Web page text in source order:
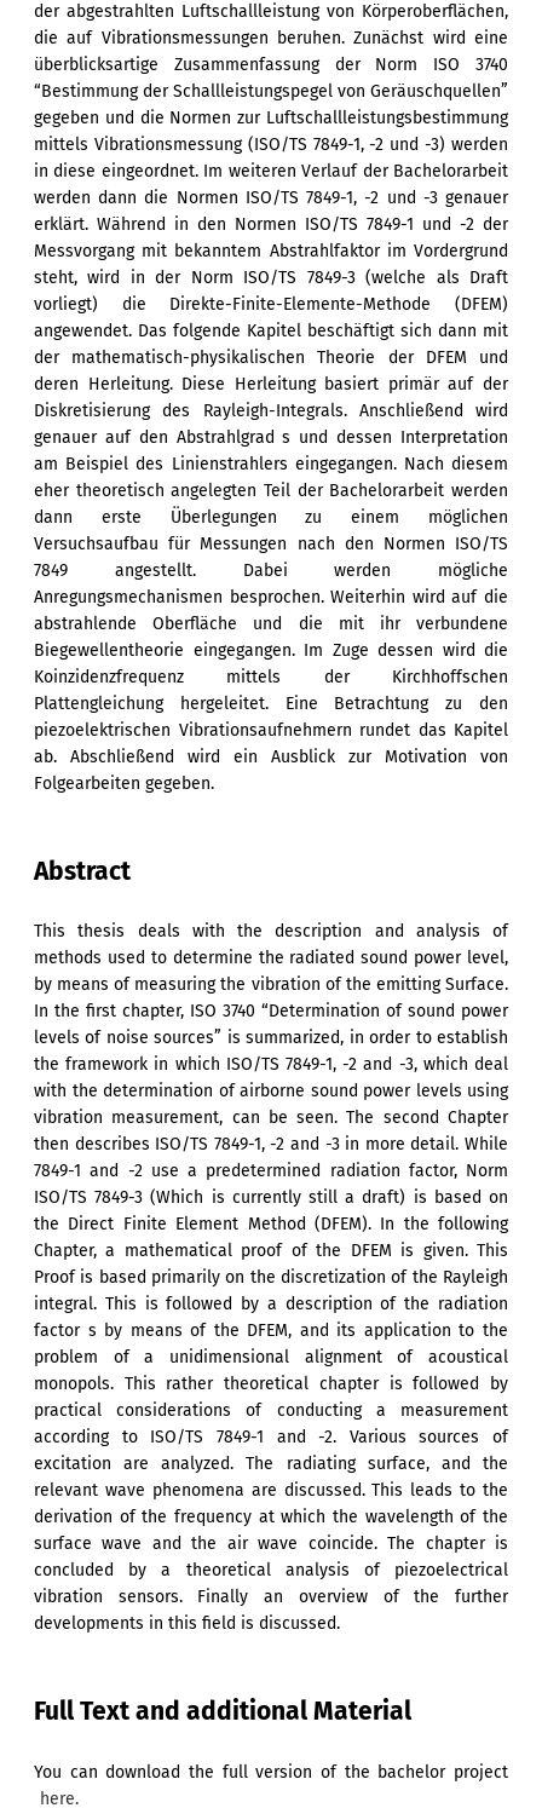
der abgestrahlten Luftschallleistung von Körperoberflächen,
die auf Vibrationsmessungen beruhen. Zunächst wird eine
überblicksartige Zusammenfassung der Norm ISO 3740
“Bestimmung der Schallleistungspegel von Geräuschquellen”
gegeben und die Normen zur Luftschallleistungsbestimmung
mittels Vibrationsmessung (ISO/TS 7849-1, -2 und -3) werden
in diese eingeordnet. Im weiteren Verlauf der Bachelorarbeit
werden dann die Normen ISO/TS 7849-1, -2 und -3 genauer
erklärt. Während in den Normen ISO/TS 7849-1 und -2 der
Messvorgang mit bekanntem Abstrahlfaktor im Vordergrund
steht, wird in der Norm ISO/TS 7849-3 (welche als Draft
vorliegt) die Direkte-Finite-Elemente-Methode (DFEM)
angewendet. Das folgende Kapitel beschäftigt sich dann mit
der mathematisch-physikalischen Theorie der DFEM und
deren Herleitung. Diese Herleitung basiert primär auf der
Diskretisierung des Rayleigh-Integrals. Anschließend wird
genauer auf den Abstrahlgrad s und dessen Interpretation
am Beispiel des Linienstrahlers eingegangen. Nach diesem
eher theoretisch angelegten Teil der Bachelorarbeit werden
dann erste Überlegungen zu einem möglichen
Versuchsaufbau für Messungen nach den Normen ISO/TS
7849 angestellt. Dabei werden mögliche
Anregungsmechanismen besprochen. Weiterhin wird auf die
abstrahlende Oberfläche und die mit ihr verbundene
Biegewellentheorie eingegangen. Im Zuge dessen wird die
Koinzidenzfrequenz mittels der Kirchhoﬀschen
Plattengleichung hergeleitet. Eine Betrachtung zu den
piezoelektrischen Vibrationsaufnehmern rundet das Kapitel
ab. Abschließend wird ein Ausblick zur Motivation von
Folgearbeiten gegeben.
Abstract
This thesis deals with the description and analysis of
methods used to determine the radiated sound power level,
by means of measuring the vibration of the emitting Surface.
In the first chapter, ISO 3740 “Determination of sound power
levels of noise sources” is summarized, in order to establish
the framework in which ISO/TS 7849-1, -2 and -3, which deal
with the determination of airborne sound power levels using
vibration measurement, can be seen. The second Chapter
then describes ISO/TS 7849-1, -2 and -3 in more detail. While
7849-1 and -2 use a predetermined radiation factor, Norm
ISO/TS 7849-3 (Which is currently still a draft) is based on
the Direct Finite Element Method (DFEM). In the following
Chapter, a mathematical proof of the DFEM is given. This
Proof is based primarily on the discretization of the Rayleigh
integral. This is followed by a description of the radiation
factor s by means of the DFEM, and its application to the
problem of a unidimensional alignment of acoustical
monopols. This rather theoretical chapter is followed by
practical considerations of conducting a measurement
according to ISO/TS 7849-1 and -2. Various sources of
excitation are analyzed. The radiating surface, and the
relevant wave phenomena are discussed. This leads to the
derivation of the frequency at which the wavelength of the
surface wave and the air wave coincide. The chapter is
concluded by a theoretical analysis of piezoelectrical
vibration sensors. Finally an overview of the further
developments in this field is discussed.
Full Text and additional Material
You can download the full version of the bachelor project
here.